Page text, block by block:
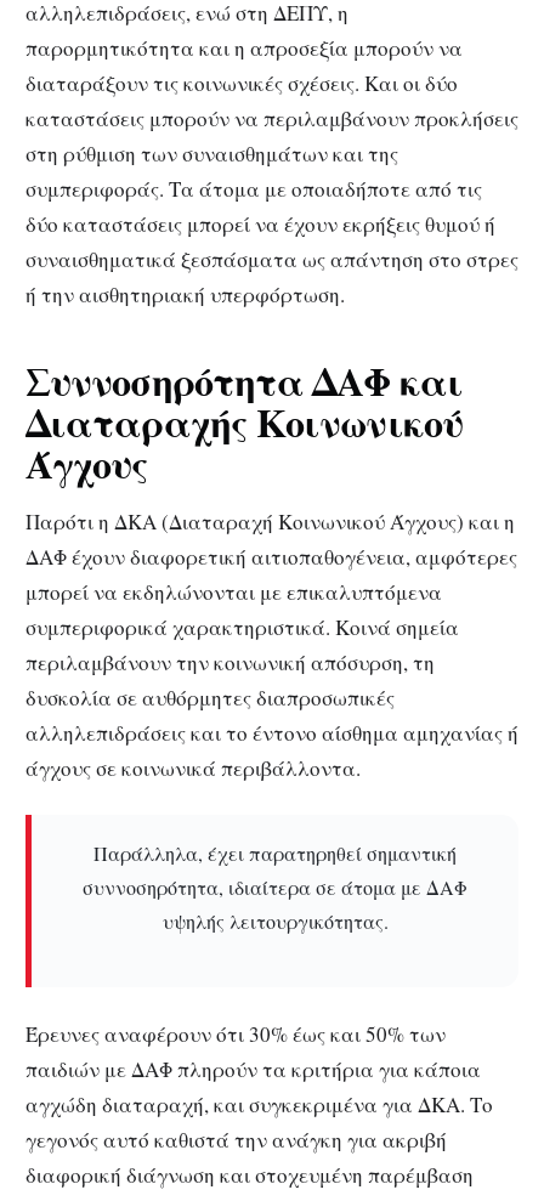
αλληλεπιδράσεις, ενώ στη ΔΕΠΥ, η
παρορμητικότητα και η απροσεξία μπορούν να
διαταράξουν τις κοινωνικές σχέσεις. Και οι δύο
καταστάσεις μπορούν να περιλαμβάνουν προκλήσεις
στη ρύθμιση των συναισθημάτων και της
συμπεριφοράς. Τα άτομα με οποιαδήποτε από τις
δύο καταστάσεις μπορεί να έχουν εκρήξεις θυμού ή
συναισθηματικά ξεσπάσματα ως απάντηση στο στρες
ή την αισθητηριακή υπερφόρτωση.
Συννοσηρότητα ΔΑΦ και
Διαταραχής Κοινωνικού
Άγχους
Παρότι η ΔΚΑ (Διαταραχή Κοινωνικού Άγχους) και η
ΔΑΦ έχουν διαφορετική αιτιοπαθογένεια, αμφότερες
μπορεί να εκδηλώνονται με επικαλυπτόμενα
συμπεριφορικά χαρακτηριστικά. Κοινά σημεία
περιλαμβάνουν την κοινωνική απόσυρση, τη
δυσκολία σε αυθόρμητες διαπροσωπικές
αλληλεπιδράσεις και το έντονο αίσθημα αμηχανίας ή
άγχους σε κοινωνικά περιβάλλοντα.
Παράλληλα, έχει παρατηρηθεί σημαντική
συννοσηρότητα, ιδιαίτερα σε άτομα με ΔΑΦ
υψηλής λειτουργικότητας.
Έρευνες αναφέρουν ότι 30% έως και 50% των
παιδιών με ΔΑΦ πληρούν τα κριτήρια για κάποια
αγχώδη διαταραχή, και συγκεκριμένα για ΔΚΑ. Το
γεγονός αυτό καθιστά την ανάγκη για ακριβή
διαφορική διάγνωση και στοχευμένη παρέμβαση